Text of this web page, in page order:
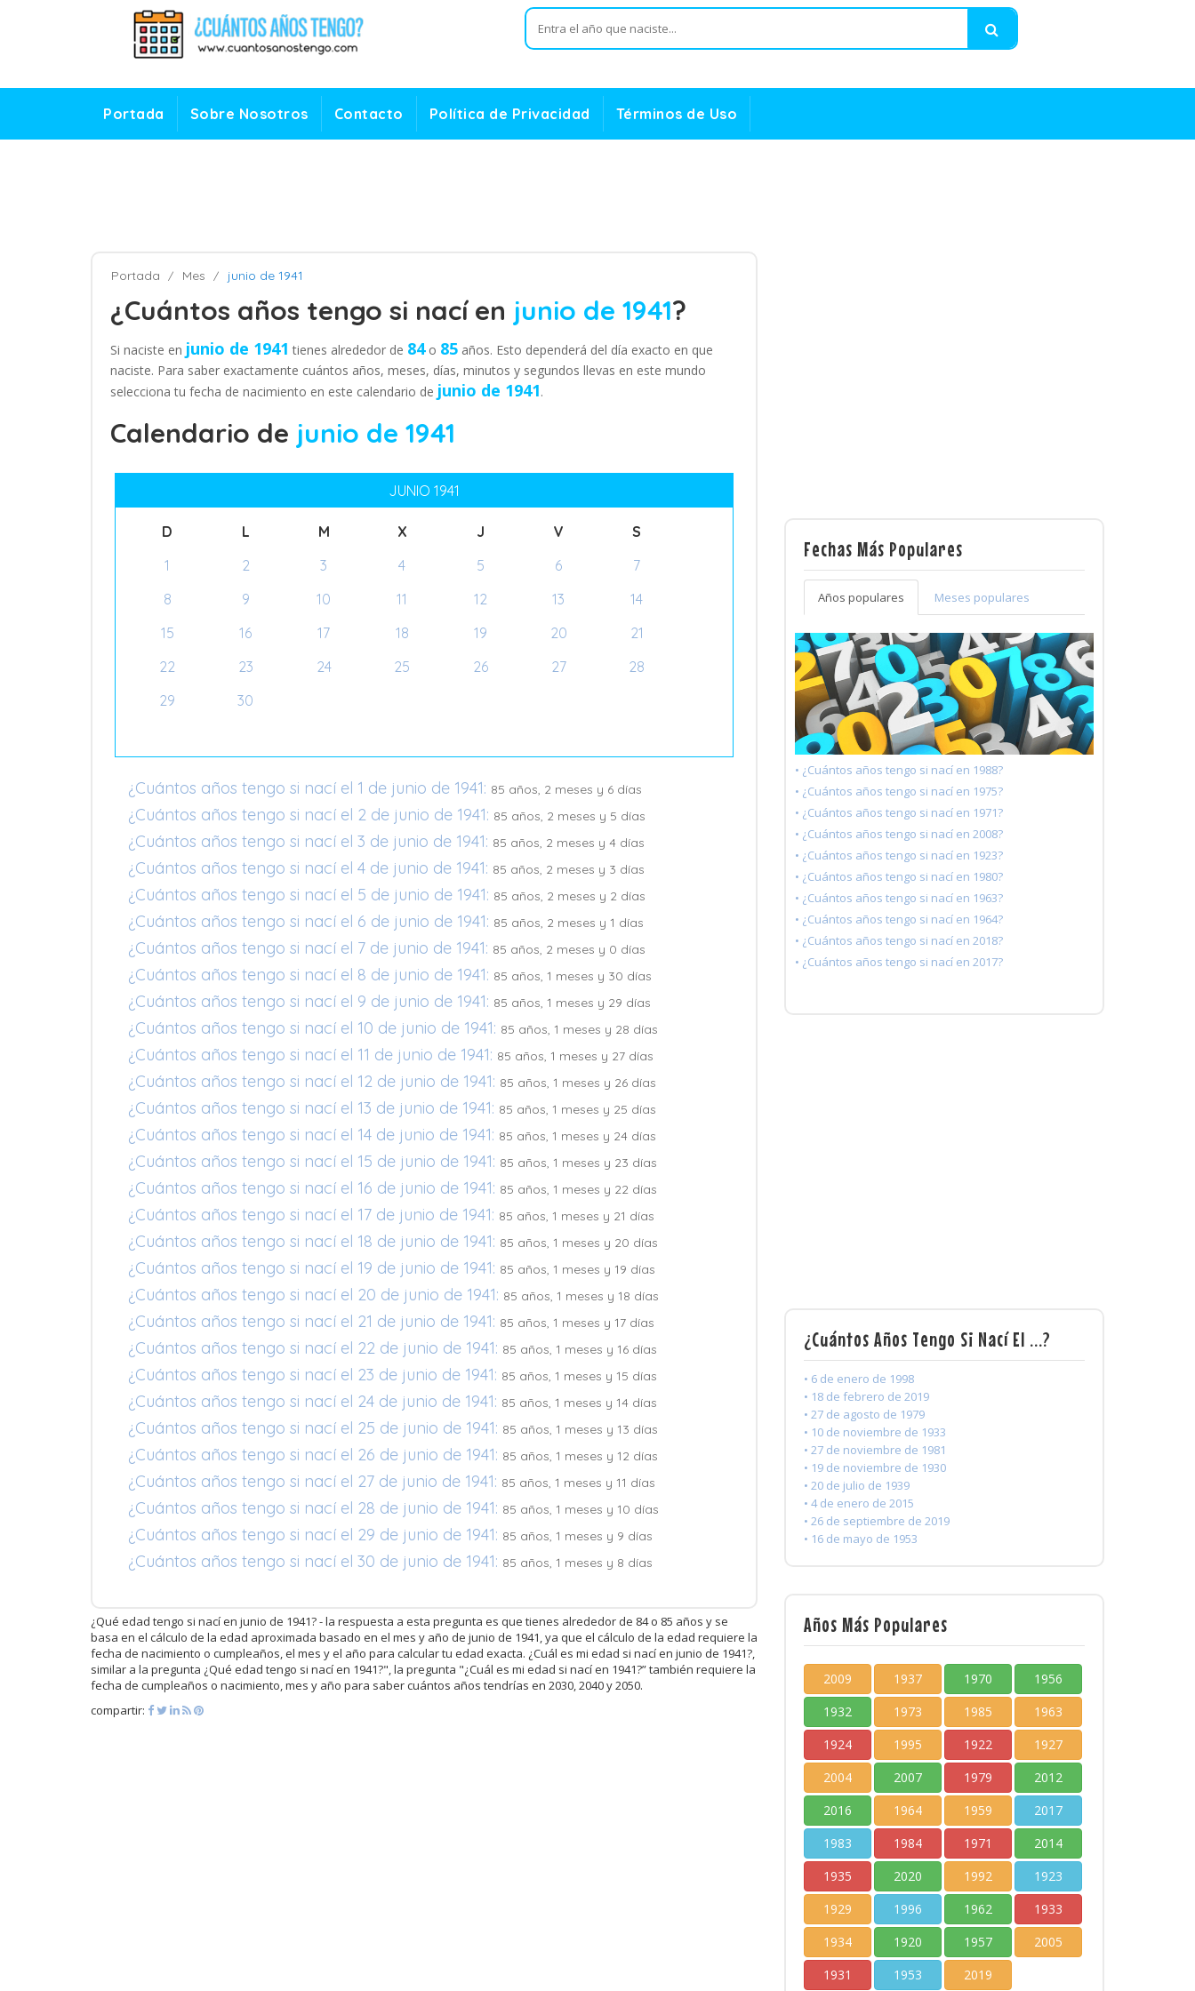
Portada Sobre Nosotros Contacto Política de Privacidad Términos de Uso
Portada Mes junio de 1941
¿Cuántos años tengo si nací en junio de 1941?
Si naciste en junio de 1941 tienes alrededor de 84o 85 años. Esto dependerá del día exacto en que
naciste. Para saber exactamente cuántos años, meses, días, minutos y segundos llevas en este mundo
selecciona tu fecha de nacimiento en este calendario de junio de 1941.
Calendario de junio de 1941
JUNIO 1941
D L M X J V
S
1
2 3 4 5 6
7
8
9 10 11 12 13
14
15
16 17 18 19 20
21
22
23 24 25 26 27
28
29
30
¿Cuántos años tengo si nací el 1 de junio de 1941: 85 años, 2 meses y 6 días
¿Cuántos años tengo si nací el 2 de junio de 1941: 85 años, 2 meses y 5 días
¿Cuántos años tengo si nací el 3 de junio de 1941: 85 años, 2 meses y 4 días
¿Cuántos años tengo si nací el 4 de junio de 1941: 85 años, 2 meses y 3 días
¿Cuántos años tengo si nací el 5 de junio de 1941: 85 años, 2 meses y 2 días
¿Cuántos años tengo si nací el 6 de junio de 1941: 85 años, 2 meses y 1 días
¿Cuántos años tengo si nací el 7 de junio de 1941: 85 años, 2 meses y 0 días
¿Cuántos años tengo si nací el 8 de junio de 1941: 85 años, 1 meses y 30 días
¿Cuántos años tengo si nací el 9 de junio de 1941: 85 años, 1 meses y 29 días
¿Cuántos años tengo si nací el 10 de junio de 1941: 85 años, 1 meses y 28 días
¿Cuántos años tengo si nací el 11 de junio de 1941: 85 años, 1 meses y 27 días
¿Cuántos años tengo si nací el 12 de junio de 1941: 85 años, 1 meses y 26 días
¿Cuántos años tengo si nací el 13 de junio de 1941: 85 años, 1 meses y 25 días
¿Cuántos años tengo si nací el 14 de junio de 1941: 85 años, 1 meses y 24 días
¿Cuántos años tengo si nací el 15 de junio de 1941: 85 años, 1 meses y 23 días
¿Cuántos años tengo si nací el 16 de junio de 1941: 85 años, 1 meses y 22 días
¿Cuántos años tengo si nací el 17 de junio de 1941: 85 años, 1 meses y 21 días
¿Cuántos años tengo si nací el 18 de junio de 1941: 85 años, 1 meses y 20 días
¿Cuántos años tengo si nací el 19 de junio de 1941: 85 años, 1 meses y 19 días
¿Cuántos años tengo si nací el 20 de junio de 1941: 85 años, 1 meses y 18 días
¿Cuántos años tengo si nací el 21 de junio de 1941: 85 años, 1 meses y 17 días
¿Cuántos años tengo si nací el 22 de junio de 1941: 85 años, 1 meses y 16 días
¿Cuántos años tengo si nací el 23 de junio de 1941: 85 años, 1 meses y 15 días
¿Cuántos años tengo si nací el 24 de junio de 1941: 85 años, 1 meses y 14 días
¿Cuántos años tengo si nací el 25 de junio de 1941: 85 años, 1 meses y 13 días
¿Cuántos años tengo si nací el 26 de junio de 1941: 85 años, 1 meses y 12 días
¿Cuántos años tengo si nací el 27 de junio de 1941: 85 años, 1 meses y 11 días
¿Cuántos años tengo si nací el 28 de junio de 1941: 85 años, 1 meses y 10 días
¿Cuántos años tengo si nací el 29 de junio de 1941: 85 años, 1 meses y 9 días
¿Cuántos años tengo si nací el 30 de junio de 1941: 85 años, 1 meses y 8 días
¿Qué edad tengo si nací en junio de 1941? - la respuesta a esta pregunta es que tienes alrededor de 84 o 85 años y se
basa en el cálculo de la edad aproximada basado en el mes y año de junio de 1941, ya que el cálculo de la edad requiere la
fecha de nacimiento o cumpleaños, el mes y el año para calcular tu edad exacta. ¿Cuál es mi edad si nací en junio de 1941?,
similar a la pregunta ¿Qué edad tengo si nací en 1941?", la pregunta "¿Cuál es mi edad si nací en 1941?” también requiere la
fecha de cumpleaños o nacimiento, mes y año para saber cuántos años tendrías en 2030, 2040 y 2050.
compartir:
Fechas Más Populares
Años populares Meses populares
• ¿Cuántos años tengo si nací en 1988?
• ¿Cuántos años tengo si nací en 1975?
• ¿Cuántos años tengo si nací en 1971?
• ¿Cuántos años tengo si nací en 2008?
• ¿Cuántos años tengo si nací en 1923?
• ¿Cuántos años tengo si nací en 1980?
• ¿Cuántos años tengo si nací en 1963?
• ¿Cuántos años tengo si nací en 1964?
• ¿Cuántos años tengo si nací en 2018?
• ¿Cuántos años tengo si nací en 2017?
¿Cuántos Años Tengo Si Nací El ...?
• 6 de enero de 1998
• 18 de febrero de 2019
• 27 de agosto de 1979
• 10 de noviembre de 1933
• 27 de noviembre de 1981
• 19 de noviembre de 1930
• 20 de julio de 1939
• 4 de enero de 2015
• 26 de septiembre de 2019
• 16 de mayo de 1953
Años Más Populares
2009 1937 1970
1956
1932
1973 1985
1963
1924
1995 1922
1927
2004
2007 1979
2012
2016
1964 1959
2017
1983
1984 1971
2014
1935
2020 1992
1923
1929
1996 1962
1933
1934
1920 1957
2005
1931
1953 2019